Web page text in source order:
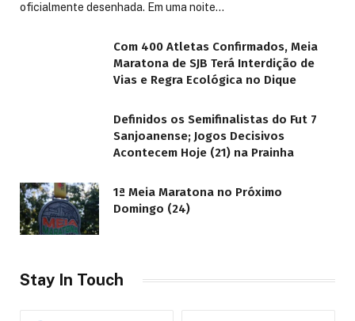
oficialmente desenhada. Em uma noite…
Com 400 Atletas Confirmados, Meia
Maratona de SJB Terá Interdição de
Vias e Regra Ecológica no Dique
Definidos os Semifinalistas do Fut 7
Sanjoanense; Jogos Decisivos
Acontecem Hoje (21) na Prainha
1ª Meia Maratona no Próximo
Domingo (24)
Stay In Touch